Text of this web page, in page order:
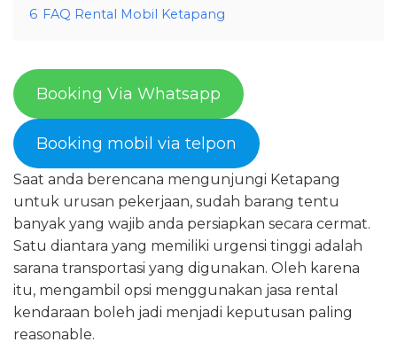
6 FAQ Rental Mobil Ketapang
Booking Via Whatsapp
Booking mobil via telpon
Saat anda berencana mengunjungi Ketapang
untuk urusan pekerjaan, sudah barang tentu
banyak yang wajib anda persiapkan secara cermat.
Satu diantara yang memiliki urgensi tinggi adalah
sarana transportasi yang digunakan. Oleh karena
itu, mengambil opsi menggunakan jasa rental
kendaraan boleh jadi menjadi keputusan paling
reasonable.